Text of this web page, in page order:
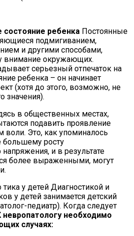
состояние ребенка Постоянные
подмигиванием,
и другими способами,
внимание окружающих.
серьезный отпечаток на
ребенка – он начинает
(хотя до этого, возможно, не
значения).
в общественных местах,
подавить проявление
воли. Это, как упоминалось
большему росту
и в результате
более выраженными, могут
у детей Диагностикой и
у детей занимается детский
педиатр). Когда следует
невропатологу необходимо
случаях: